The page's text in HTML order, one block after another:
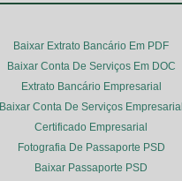
Baixar Extrato Bancário Em PDF
Baixar Conta De Serviços Em DOC
Extrato Bancário Empresarial
Baixar Conta De Serviços Empresarial
Certificado Empresarial
Fotografia De Passaporte PSD
Baixar Passaporte PSD